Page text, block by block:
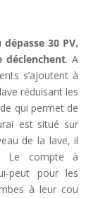
30 PV,
. A
s’ajoutent à
réduisant les
qui permet de
est situé sur
de la lave, il
Le compte à
peut pour les
à leur cou